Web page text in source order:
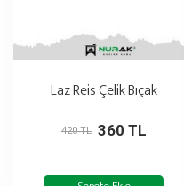
Laz Reis Çelik Bıçak
360 TL
420 TL